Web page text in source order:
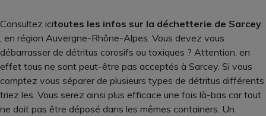
Consultez icitoutes les infos sur la déchetterie de Sarcey
, en région Auvergne-Rhône-Alpes. Vous devez vous
débarrasser de détritus corosifs ou toxiques ? Attention, en
effet tous ne sont peut-être pas acceptés à Sarcey. Si vous
comptez vous séparer de plusieurs types de détritus différents
triez les. Vous serez ainsi plus efficace une fois là-bas car tout
ne doit pas être déposé dans les mêmes containers. Un